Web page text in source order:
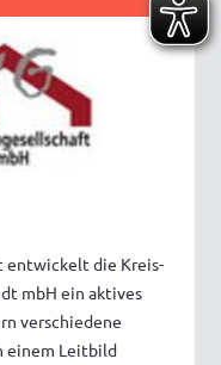
entwickelt die Kreis-
mbH ein aktives
verschiedene
einem Leitbild